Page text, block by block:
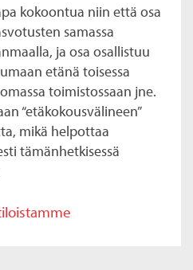
kokoontua niin että osa
samassa
ja osa osallistuu
etänä toisessa
toimistossaan jne.
“etäkokousvälineen”
mikä helpottaa
tämänhetkisessä